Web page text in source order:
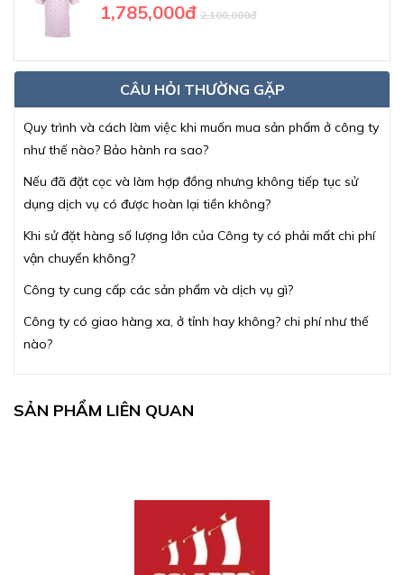
1,785,000đ 2,100,000đ
CÂU HỎI THƯỜNG GẶP
Quy trình và cách làm việc khi muốn mua sản phẩm ở công ty
như thế nào? Bảo hành ra sao?
Nếu đã đặt cọc và làm hợp đồng nhưng không tiếp tục sử
dụng dịch vụ có được hoàn lại tiền không?
Khi sử đặt hàng số lượng lớn của Công ty có phải mất chi phí
vận chuyển không?
Công ty cung cấp các sản phẩm và dịch vụ gì?
Công ty có giao hàng xa, ở tỉnh hay không? chi phí như thế
nào?
SẢN PHẨM LIÊN QUAN